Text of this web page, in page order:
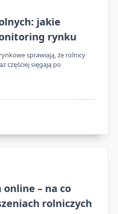
jakie
rynku
sprawiają, że rolnicy
częściej sięgają po
online – na co
rolniczych